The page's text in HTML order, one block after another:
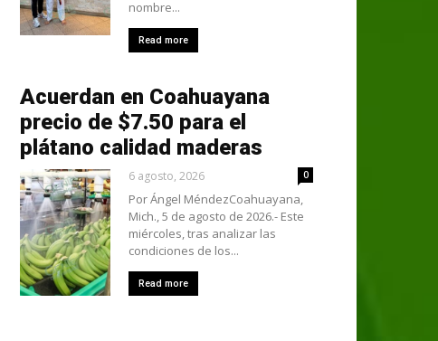
nombre...
Read more
Acuerdan en Coahuayana
precio de $7.50 para el
plátano calidad maderas
6 agosto, 2026 0
Por Ángel MéndezCoahuayana,
Mich., 5 de agosto de 2026.- Este
miércoles, tras analizar las
condiciones de los...
Read more